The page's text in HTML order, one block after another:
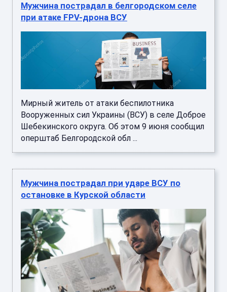
Мужчина пострадал в белгородском селе
при атаке FPV-дрона ВСУ
Мирный житель от атаки беспилотника
Вооруженных сил Украины (ВСУ) в селе Доброе
Шебекинского округа. Об этом 9 июня сообщил
оперштаб Белгородской обл ...
Мужчина пострадал при ударе ВСУ по
остановке в Курской области